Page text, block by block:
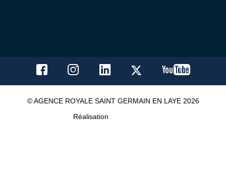
© AGENCE ROYALE SAINT GERMAIN EN LAYE 2026
Réalisation